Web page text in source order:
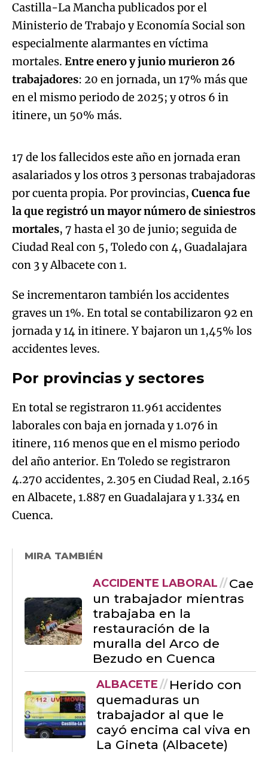
Castilla-La Mancha publicados por el
Ministerio de Trabajo y Economía Social son
especialmente alarmantes en víctima
mortales. Entre enero y junio murieron 26
trabajadores: 20 en jornada, un 17% más que
en el mismo periodo de 2025; y otros 6 in
itinere, un 50% más.Algo salió mal.
Try again
17 de los fallecidos este año en jornada eran
asalariados y los otros 3 personas trabajadoras
por cuenta propia. Por provincias, Cuenca fue
la que registró un mayor número de siniestros
mortales, 7 hasta el 30 de junio; seguida de
Ciudad Real con 5, Toledo con 4, Guadalajara
con 3 y Albacete con 1.
Se incrementaron también los accidentes
graves un 1%. En total se contabilizaron 92 en
jornada y 14 in itinere. Y bajaron un 1,45% los
accidentes leves.
Por provincias y sectores
En total se registraron 11.961 accidentes
laborales con baja en jornada y 1.076 in
itinere, 116 menos que en el mismo periodo
del año anterior. En Toledo se registraron
4.270 accidentes, 2.305 en Ciudad Real, 2.165
en Albacete, 1.887 en Guadalajara y 1.334 en
Cuenca.
MIRA TAMBIÉN
ACCIDENTE LABORAL
Cae
un trabajador mientras
trabajaba en la
restauración de la
muralla del Arco de
Bezudo en Cuenca
ALBACETE
Herido con
quemaduras un
trabajador al que le
cayó encima cal viva en
La Gineta (Albacete)